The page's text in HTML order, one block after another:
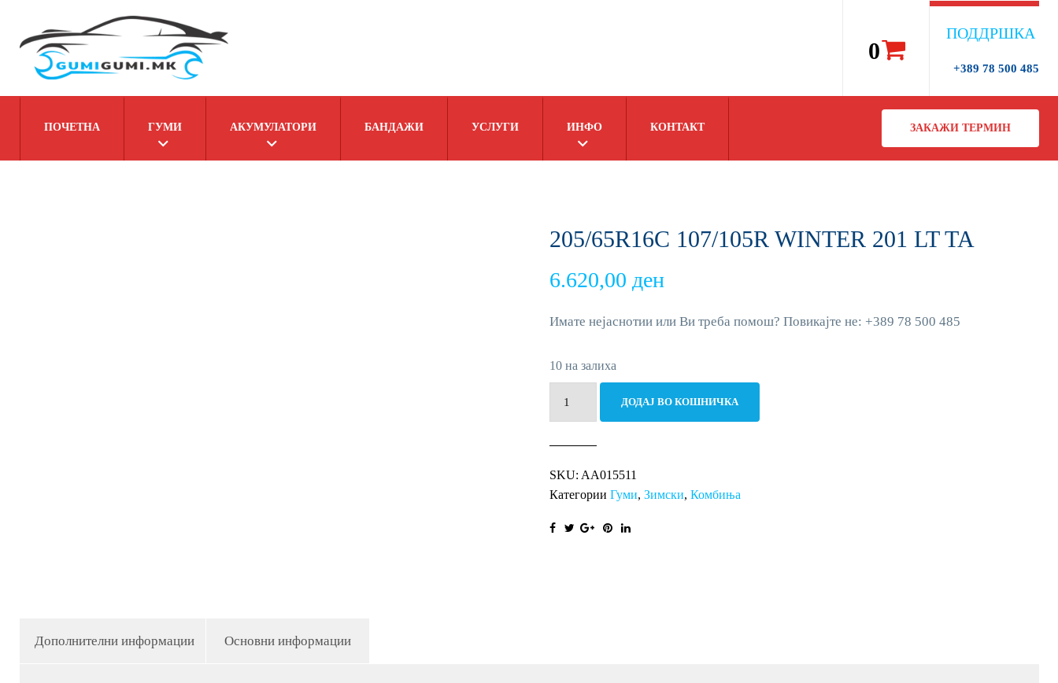
0
ПОДДРШКА
+389 78 500 485
ЗАКАЖИ ТЕРМИН
ПОЧЕТНА ГУМИ АКУМУЛАТОРИ БАНДАЖИ УСЛУГИ ИНФО КОНТАКТ
205/65R16C 107/105R WINTER 201 LT TA
6.620,00 ден
Имате нејаснотии или Ви треба помош? Повикајте не: +389 78 500 485
10 на залиха
LT
TA
количина
ДОДАЈ ВО КОШНИЧКА
SKU: AA015511
Категории Гуми, Зимски, Комбиња
Дополнителни информации Основни информации